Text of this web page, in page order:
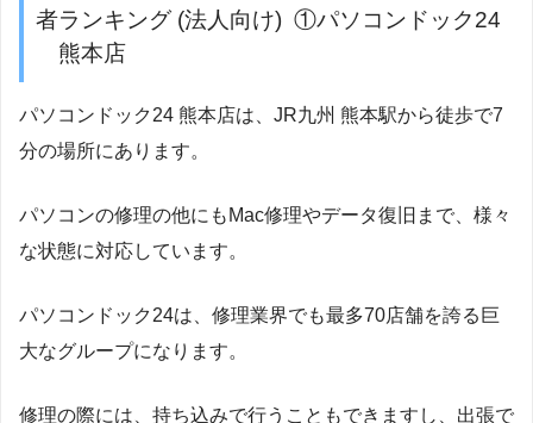
者ランキング (法人向け) ①パソコンドック24
熊本店
パソコンドック24 熊本店は、JR九州 熊本駅から徒歩で7
分の場所にあります。
パソコンの修理の他にもMac修理やデータ復旧まで、様々
な状態に対応しています。
パソコンドック24は、修理業界でも最多70店舗を誇る巨
大なグループになります。
修理の際には、持ち込みで行うこともできますし、出張で